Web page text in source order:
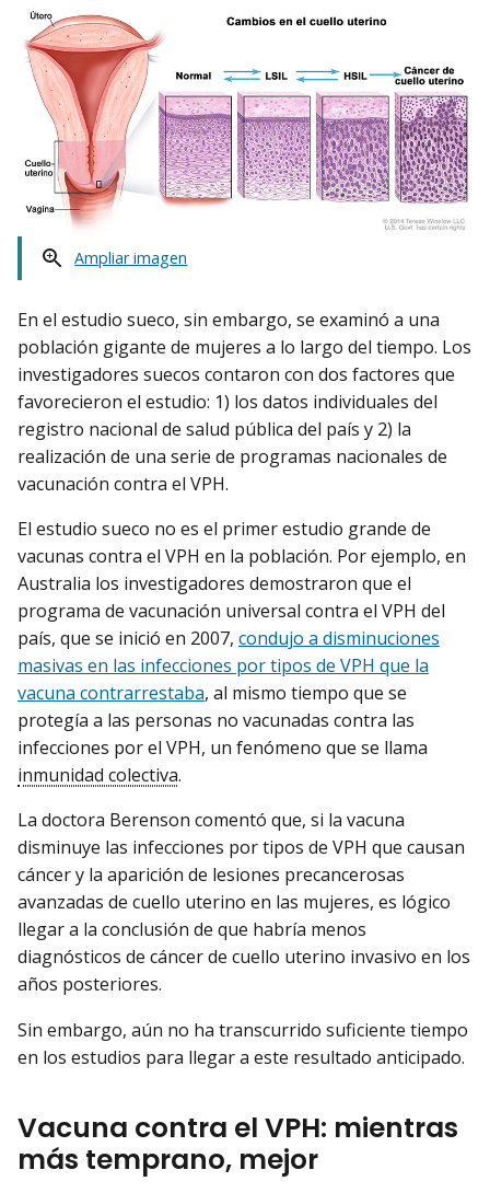
Ampliar imagen
En el estudio sueco, sin embargo, se examinó a una
población gigante de mujeres a lo largo del tiempo. Los
investigadores suecos contaron con dos factores que
favorecieron el estudio: 1) los datos individuales del
registro nacional de salud pública del país y 2) la
realización de una serie de programas nacionales de
vacunación contra el VPH.
El estudio sueco no es el primer estudio grande de
vacunas contra el VPH en la población. Por ejemplo, en
Australia los investigadores demostraron que el
programa de vacunación universal contra el VPH del
país, que se inició en 2007, condujo a disminuciones
masivas en las infecciones por tipos de VPH que la
vacuna contrarrestaba, al mismo tiempo que se
protegía a las personas no vacunadas contra las
infecciones por el VPH, un fenómeno que se llama
inmunidad colectiva.
La doctora Berenson comentó que, si la vacuna
disminuye las infecciones por tipos de VPH que causan
cáncer y la aparición de lesiones precancerosas
avanzadas de cuello uterino en las mujeres, es lógico
llegar a la conclusión de que habría menos
diagnósticos de cáncer de cuello uterino invasivo en los
años posteriores.
Sin embargo, aún no ha transcurrido suficiente tiempo
en los estudios para llegar a este resultado anticipado.
Vacuna contra el VPH: mientras
más temprano, mejor